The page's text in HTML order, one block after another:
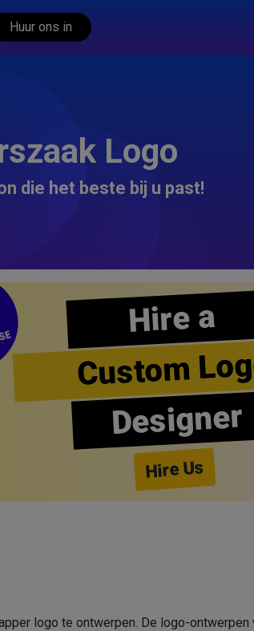
Huur ons in
Logo
die het beste bij u past!
Hire a
Custom
Designer
Hire Us
logo te ontwerpen. De logo-